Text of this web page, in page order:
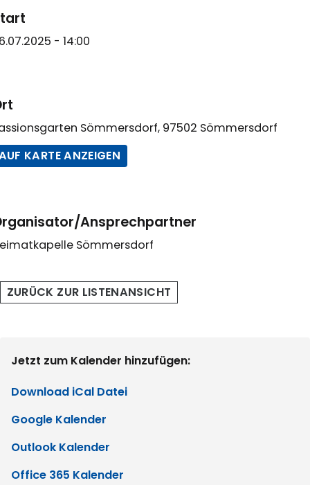
- 14:00
Sömmersdorf, 97502 Sömmersdorf
KARTE ANZEIGEN
Ansprechpartner
Sömmersdorf
ZURÜCK ZUR LISTENANSICHT
Jetzt zum Kalender hinzufügen:
Download iCal Datei
Google Kalender
Outlook Kalender
Office 365 Kalender